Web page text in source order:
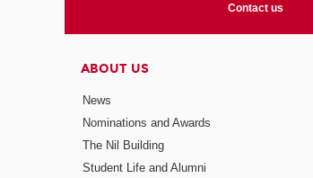
Contact us
ABOUT US
News
Nominations and Awards
The Nil Building
Student Life and Alumni